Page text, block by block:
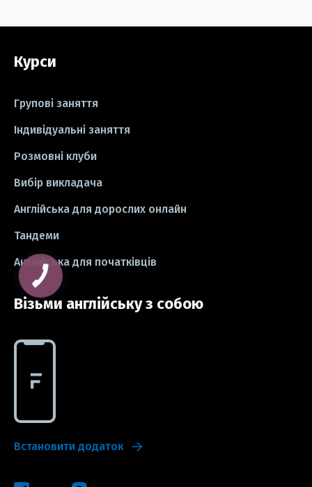
#grammar #writing #вправи
#пісні
#школа
#СV #резюме
#idioms
Курси
Групові заняття
Індивідуальні заняття
Розмовні клуби
Вибір викладача
Англійська для дорослих онлайн
Тандеми
Англійська для початківців
Візьми англійську з собою
Встановити додаток